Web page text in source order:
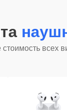
всех